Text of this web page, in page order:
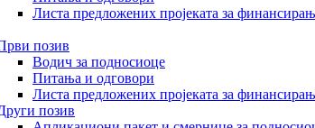
Листа предложених пројеката за
позив
Водич за подносиоце
Питања и одговори
Листа предложених пројеката за
позив